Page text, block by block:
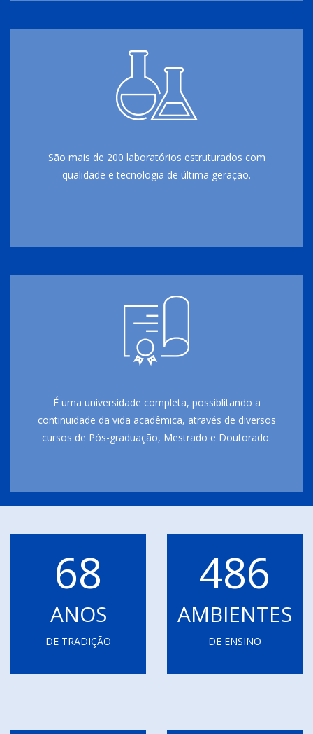
São mais de 200 laboratórios estruturados com
qualidade e tecnologia de última geração.
É uma universidade completa, possiblitando a
continuidade da vida acadêmica, através de diversos
cursos de Pós-graduação, Mestrado e Doutorado.
68
ANOS
DE TRADIÇÃO
486
AMBIENTES
DE ENSINO